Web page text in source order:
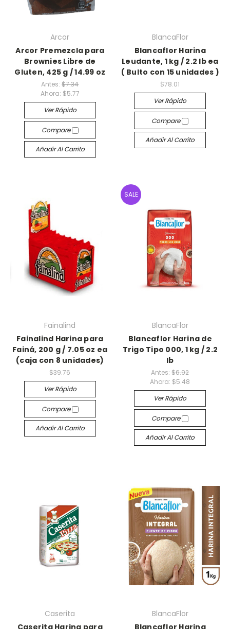
Arcor
Arcor Premezcla para
Brownies Libre de
Gluten, 425 g / 14.99 oz
Antes:$7.34
Ahora: $5.77
Ver Rápido
Compare
Añadir Al Carrito
BlancaFlor
Blancaflor Harina
Leudante, 1 kg / 2.2 lb ea
( Bulto con 15 unidades )
$78.01
Ver Rápido
Compare
Añadir Al Carrito
Fainalind
Fainalind Harina para
Fainá, 200 g / 7.05 oz ea
(caja con 8 unidades)
$39.76
Ver Rápido
Compare
Añadir Al Carrito
SALE
BlancaFlor
Blancaflor Harina de
Trigo Tipo 000, 1 kg / 2.2
lb
Antes:$6.92
Ahora: $5.48
Ver Rápido
Compare
Añadir Al Carrito
Caserita
Caserita Harina para
BlancaFlor
Blancaflor Harina